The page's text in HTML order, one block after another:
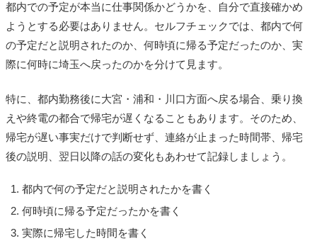
都内での予定が本当に仕事関係かどうかを、自分で直接確かめ
ようとする必要はありません。セルフチェックでは、都内で何
の予定だと説明されたのか、何時頃に帰る予定だったのか、実
際に何時に埼玉へ戻ったのかを分けて見ます。
特に、都内勤務後に大宮・浦和・川口方面へ戻る場合、乗り換
えや終電の都合で帰宅が遅くなることもあります。そのため、
帰宅が遅い事実だけで判断せず、連絡が止まった時間帯、帰宅
後の説明、翌日以降の話の変化もあわせて記録しましょう。
都内で何の予定だと説明されたかを書く
何時頃に帰る予定だったかを書く
実際に帰宅した時間を書く